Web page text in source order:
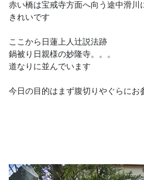
赤い橋は宝戒寺方面へ向う途中滑川
きれいです
ここから日蓮上人辻説法跡
鍋被り日親様の妙隆寺。。。
道なりに並んでいます
今日の目的はまず腹切りやぐらにお